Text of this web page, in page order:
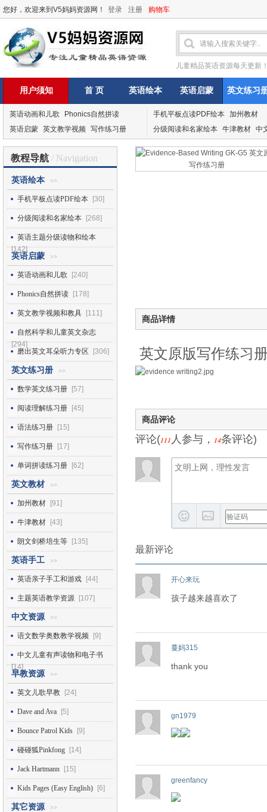
您好，欢迎来到V5妈妈资源网！ 登录 注册 购物车
儿童精品英语资源每天更新
用户须知 首 页 英语绘本 英语启蒙 英文练习
英语动画和儿歌
Phonics自然拼读
英语启蒙 英文教学视频 写作练习册
手机平板点读PDF绘本 加州教材
分级阅读和名家绘本 牛津教材 中
教程导航 / Navigation
英语绘本 >>
手机平板点读PDF绘本 [30]
分级阅读和名家绘本 [268]
英语主题分级读物和绘本
[142]
英语启蒙 >>
英语动画和儿歌 [240]
Phonics自然拼读 [178]
英文教学视频和教具 [111]
自然科学和儿童英文杂志
[294]
磨出英文耳朵听力专区
[306]
英文练习册 >>
数学英文练习册 [57]
阅读理解练习册 [45]
语法练习册 [15]
写作练习册 [17]
单词拼读练习册 [62]
英文教材 >>
加州教材 [91]
牛津教材 [43]
朗文剑桥培生等 [135]
英语手工 >>
英语亲子手工和游戏 [44]
主题英语教学资源 [107]
中文资源 >>
语文数学奥数教学视频 [9]
中文儿童有声读物和电子书
[14]
早教资源 >>
英文儿歌早教 [24]
Dave and Ava [5]
Bounce Patrol Kids [9]
碰碰狐Pinkfong [14]
Jack Hartmann [15]
Kids Pages (Easy English) [6]
其它资源 >>
商品详情
英文原版写作练习
商品评论
评论(111 人参与， 14条评论)
最新评论
开心来玩
孩子越来越喜欢了
蔓妈315
thank you
gn1979
greenfancy